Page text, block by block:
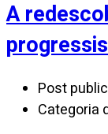
A
Post
Categoria